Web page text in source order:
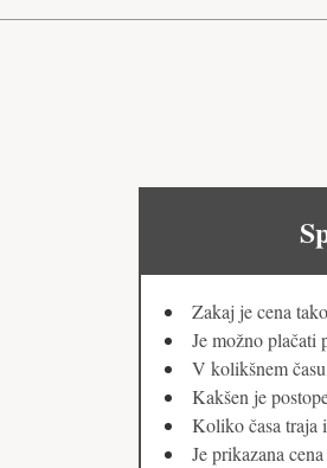
Zakaj je cena
Je možno plačati
V kolikšnem
Kakšen je
Koliko časa traja
Je prikazana